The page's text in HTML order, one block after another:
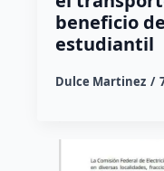
beneficio
estudiantil
Dulce Martinez